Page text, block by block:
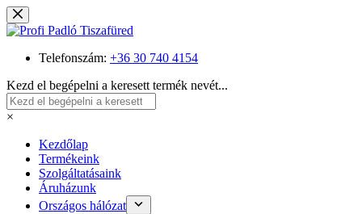
Skip
to
Telefonszám: +36 30 740 4154
Kezd el begépelni a keresett termék nevét...
×
Kezdőlap
Termékeink
Szolgáltatásaink
Áruházunk
Országos hálózat